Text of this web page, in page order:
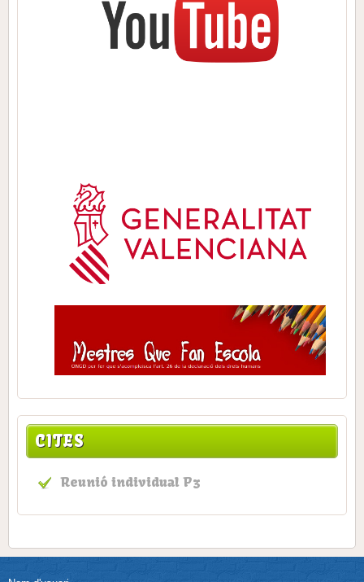
CITES
Reunió individual P3